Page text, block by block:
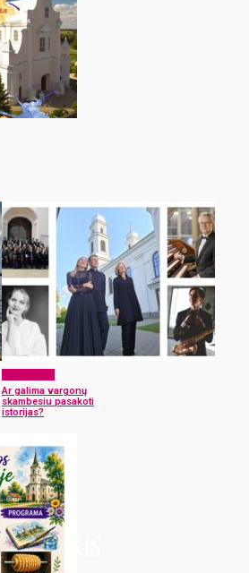
Ar galima vargonų
skambesiu pasakoti
istorijas?